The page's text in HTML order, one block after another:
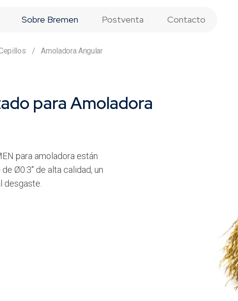
Sobre Bremen Postventa Contacto
Amoladora Angular
para Amoladora
para amoladora están
Ø0.3" de alta calidad, un
desgaste.